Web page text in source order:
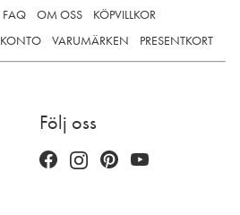
FAQ OM OSS
KÖPVILLKOR
KONTO VARUMÄRKEN PRESENTKORT
Följ oss